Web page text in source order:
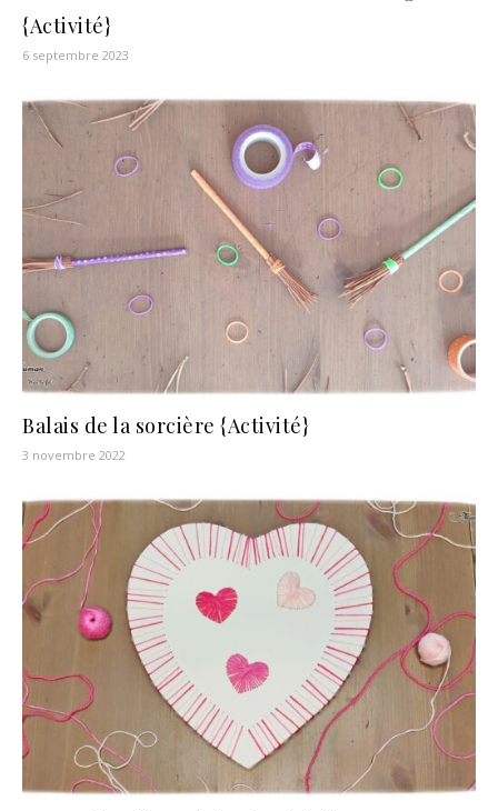
{Activité}
6 septembre 2023
Balais de la sorcière {Activité}
3 novembre 2022